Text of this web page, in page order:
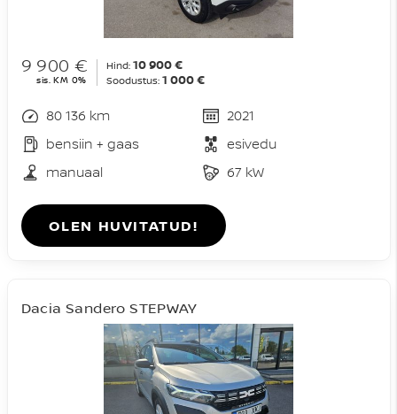
9 900 €
sis. KM 0%
Hind: 10 900 €
Soodustus: 1 000 €
80 136 km
2021
bensiin + gaas
esivedu
manuaal
67 kW
OLEN HUVITATUD!
Dacia Sandero STEPWAY